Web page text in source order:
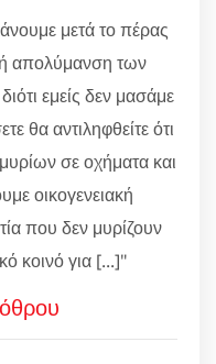
μετά το πέρας
απολύμανση των
εμείς δεν μασάμε
θα αντιληφθείτε ότι
σε οχήματα και
οικογενειακή
που δεν μυρίζουν
κοινό για [...]"